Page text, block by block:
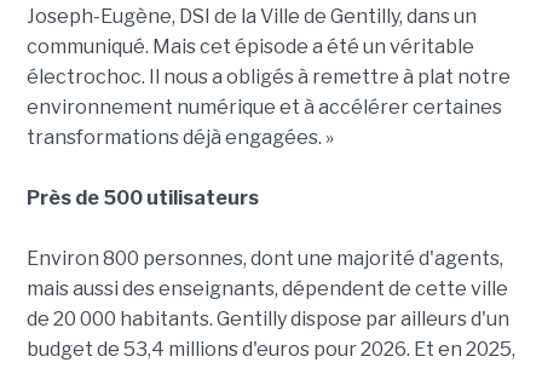
Joseph-Eugène, DSI de la Ville de Gentilly, dans un
communiqué. Mais cet épisode a été un véritable
électrochoc. Il nous a obligés à remettre à plat notre
environnement numérique et à accélérer certaines
transformations déjà engagées. »
Près de 500 utilisateurs
Environ 800 personnes, dont une majorité d'agents,
mais aussi des enseignants, dépendent de cette ville
de 20 000 habitants. Gentilly dispose par ailleurs d'un
budget de 53,4 millions d'euros pour 2026. Et en 2025,